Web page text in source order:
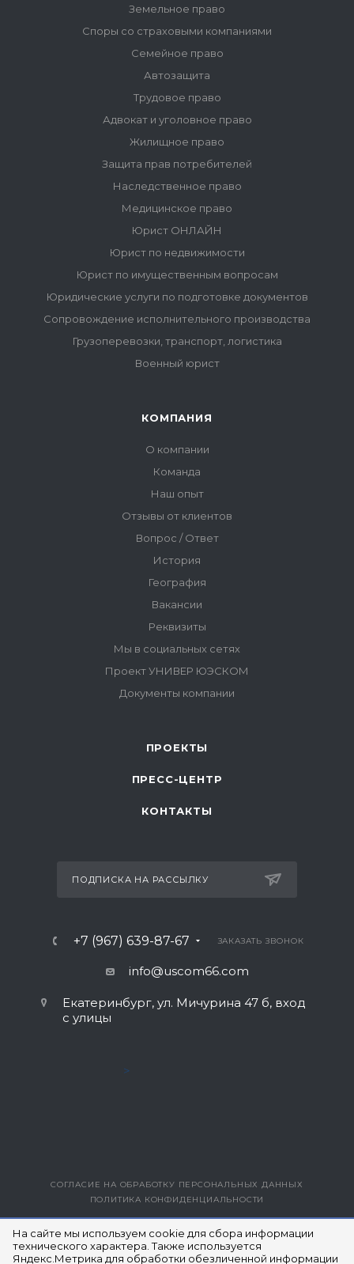
На сайте мы используем cookie для сбора информации
технического характера. Также используется
Яндекс.Метрика для обработки обезличенной информации
ПРОЕКТЫ
ПРЕСС-ЦЕНТР
КОНТАКТЫ
ПОДПИСКА НА РАССЫЛКУ
+7 (967) 639-87-67 ЗАКАЗАТЬ ЗВОНОК
info@uscom66.com
Екатеринбург, ул. Мичурина 47 б, вход
с улицы
>
ВЕРСИЯ ДЛЯ ПЕЧАТИ
СОГЛАСИЕ НА ОБРАБОТКУ ПЕРСОНАЛЬНЫХ ДАННЫХ
ПОЛИТИКА КОНФИДЕНЦИАЛЬНОСТИ
© 2014- 2026 ЮЭСКОМ